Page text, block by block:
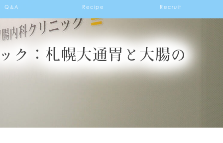
Q&A Recipe Recruit
ク：札幌大通胃と大腸の